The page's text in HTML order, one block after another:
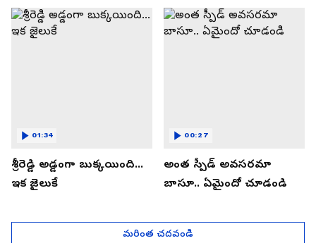
శ్రీరెడ్డి అడ్డంగా బుక్కయింది...
ఇక జైలుకే
01:34
అంత స్పీడ్ అవసరమా
బాసూ.. ఏమైందో చూడండి
00:27
మరింత చదవండి